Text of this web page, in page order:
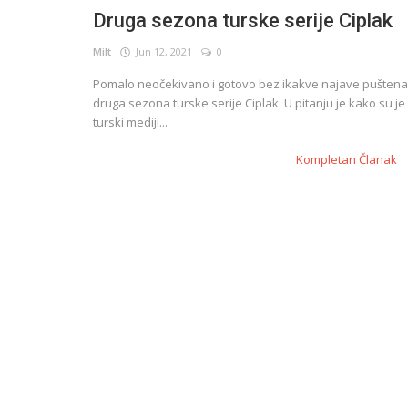
Druga sezona turske serije Ciplak
Milt Jun 12, 2021 0
Pomalo neočekivano i gotovo bez ikakve najave
druga sezona turske serije Ciplak. U pitanju je kako su je
turski mediji...
Kompletan Članak